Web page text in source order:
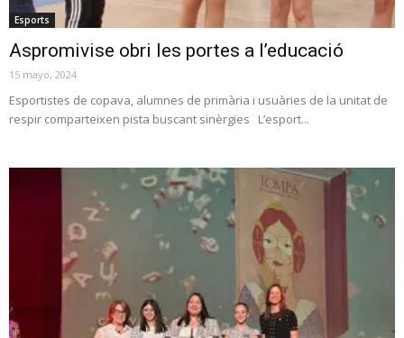
Esports
Aspromivise obri les portes a l’educació
15 mayo, 2024
Esportistes de copava, alumnes de primària i usuàries de la unitat de
respir comparteixen pista buscant sinèrgies L’esport...